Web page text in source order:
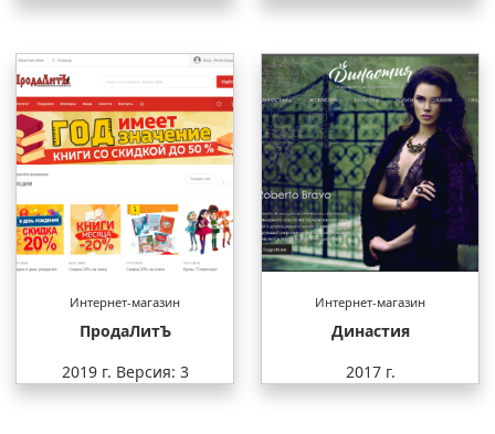
Интернет-магазин
ПродаЛитЪ
2019 г. Версия: 3
Интернет-магазин
Династия
2017 г.